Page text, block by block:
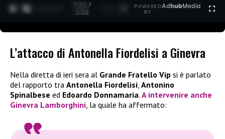
0:27 /
3:35
POWERED
BY
AdhubMedia
L’attacco di Antonella Fiordelisi a Ginevra
Nella diretta di ieri sera al Grande Fratello Vip si è parlato
del rapporto tra Antonella Fiordelisi, Antonino
Spinalbese ed Edoardo Donnamaria. A intervenire anche
Ginevra Lamborghini, la quale ha affermato: